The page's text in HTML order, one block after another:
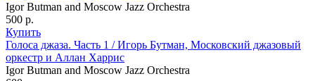
Igor Butman and Moscow Jazz Orchestra
500 р.
Купить
Голоса джаза. Часть 1 / Игорь Бутман, Московский джазовый
оркестр и Аллан Харрис
Igor Butman and Moscow Jazz Orchestra